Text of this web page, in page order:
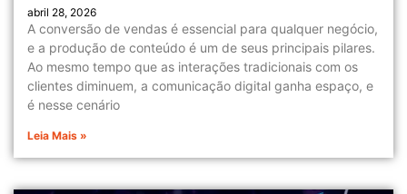
abril 28, 2026
A conversão de vendas é essencial para qualquer negócio,
e a produção de conteúdo é um de seus principais pilares.
Ao mesmo tempo que as interações tradicionais com os
clientes diminuem, a comunicação digital ganha espaço, e
é nesse cenário
Leia Mais »